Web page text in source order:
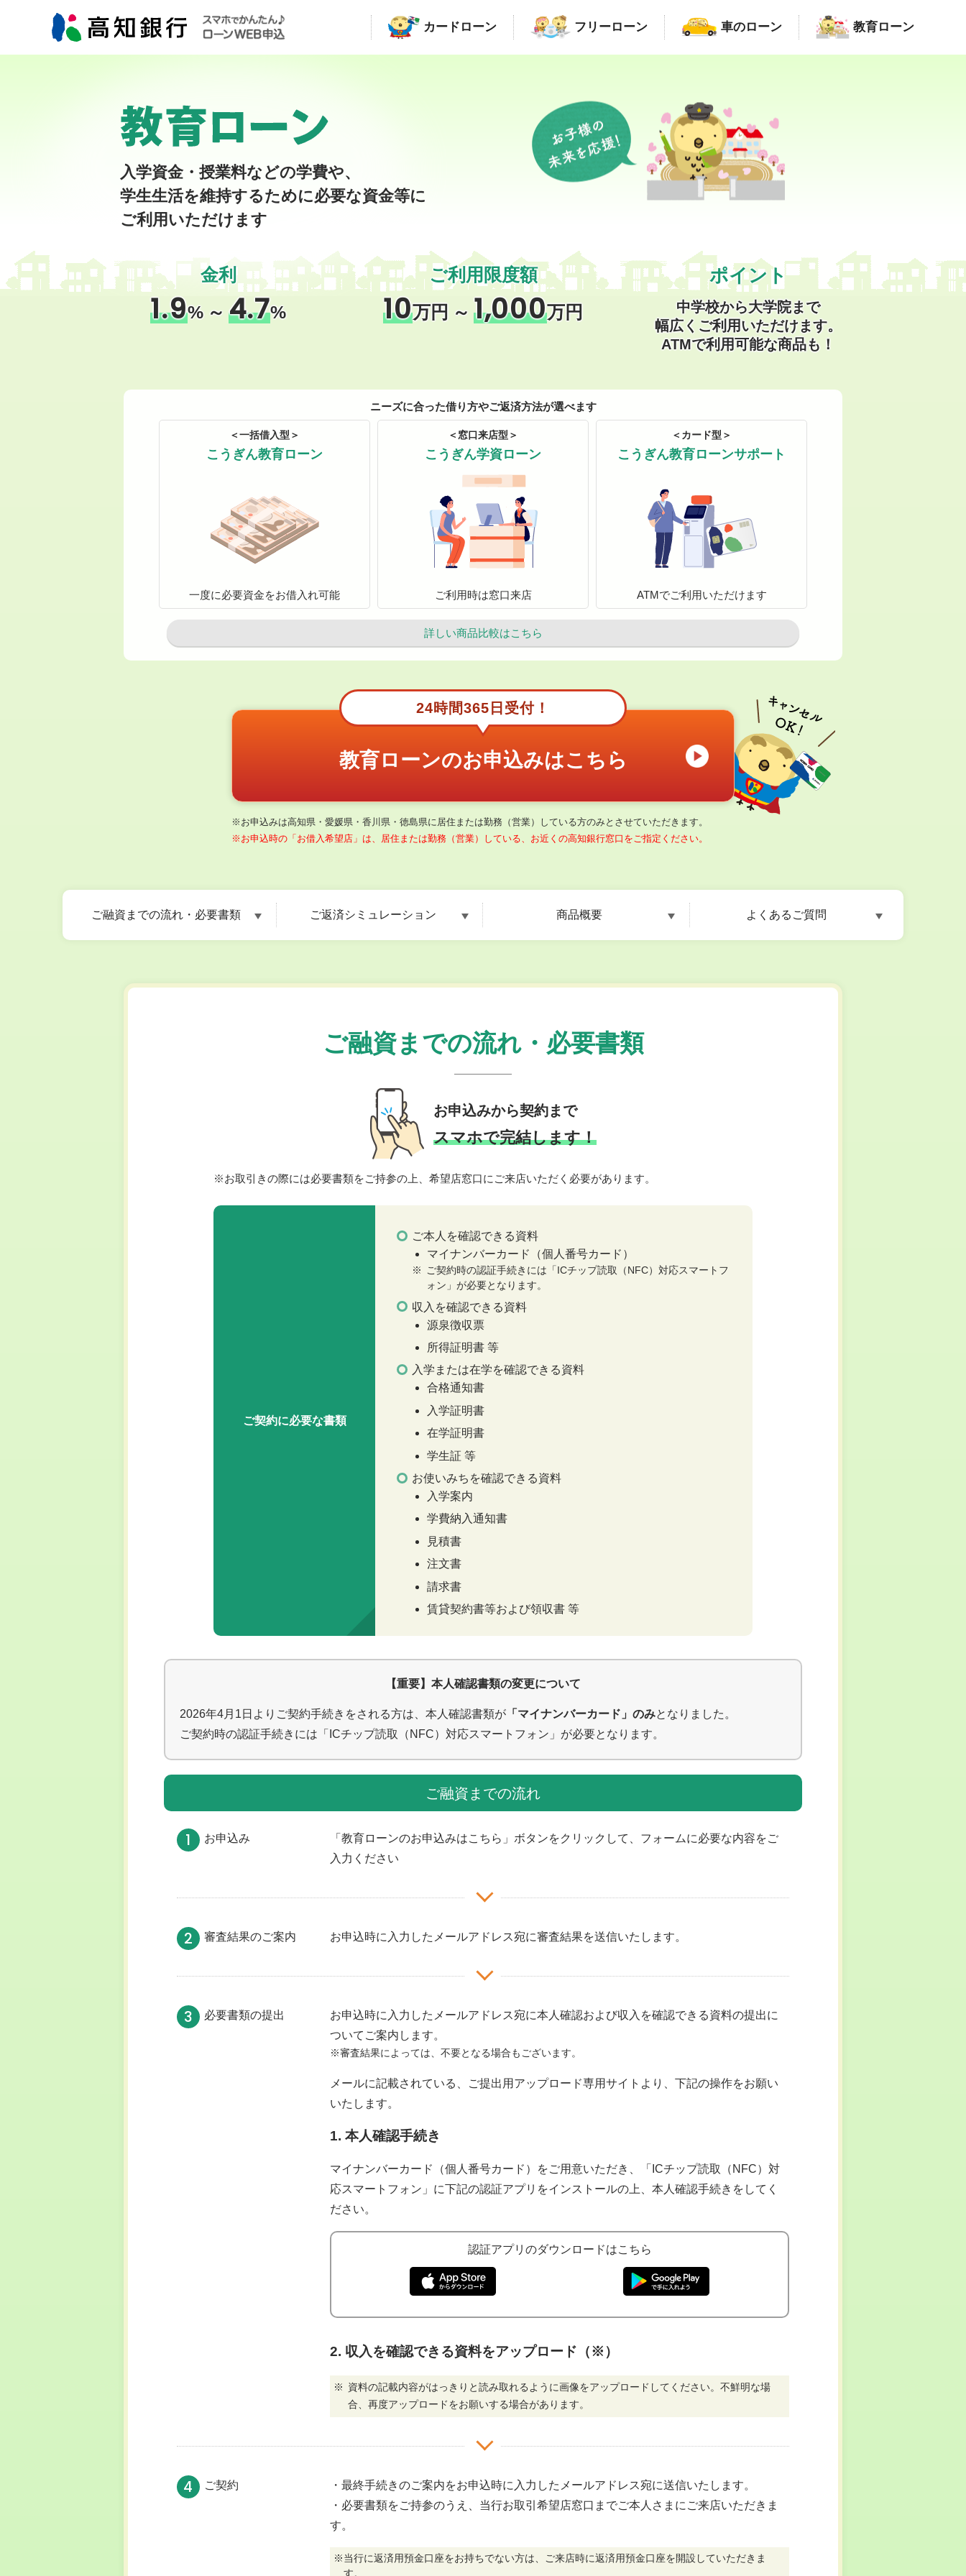
カードローン フリーローン 車のローン 教育ローン
入学資金・授業料などの学費や、
学生生活を維持するために必要な資金等に
ご利用いただけます
金利
1.9% ～ 4.7%
ご利用限度額
10万円 ～ 1,000万円
ポイント
中学校から大学院まで
幅広くご利用いただけます。
ATMで利用可能な商品も！
ニーズに合った借り方やご返済方法が選べます
＜一括借入型＞
こうぎん教育ローン
一度に必要資金をお借入れ可能
＜窓口来店型＞
こうぎん学資ローン
ご利用時は窓口来店
＜カード型＞
こうぎん教育ローンサポート
ATMでご利用いただけます
詳しい商品比較はこちら
24時間365日受付！
教育ローンのお申込みはこちら
※お申込みは高知県・愛媛県・香川県・徳島県に居住または勤務（営業）している方のみとさせていただきます。
※お申込時の「お借入希望店」は、居住または勤務（営業）している、お近くの高知銀行窓口をご指定ください。
ご融資までの流れ・必要書類 ご返済シミュレーション 商品概要 よくあるご質問
ご融資までの流れ・ 必要書類
お申込みから契約まで
スマホで完結します！
※お取引きの際には必要書類をご持参の上、希望店窓口にご来店いただく必要があります。
ご契約に必要な書類
ご本人を確認できる資料
マイナンバーカード（個人番号カード）
ご契約時の認証手続きには「ICチップ読取（NFC）対応スマートフ
ォン」が必要となります。
収入を確認できる資料
源泉徴収票
所得証明書 等
入学または在学を確認できる資料
合格通知書
入学証明書
在学証明書
学生証 等
お使いみちを確認できる資料
入学案内
学費納入通知書
見積書
注文書
請求書
賃貸契約書等および領収書 等
【重要】本人確認書類の変更について
2026年4月1日よりご契約手続きをされる方は、本人確認書類が 「マイナンバーカード」のみとなりました。
ご契約時の認証手続きには「ICチップ読取（NFC）対応スマートフォン」が必要となります。
ご融資までの流れ
1 お申込み
「教育ローンのお申込みはこちら」ボタンをクリックして、フォームに必要な内容をご
入力ください
2 審査結果のご案内 お申込時に入力したメールアドレス宛に審査結果を送信いたします。
3 必要書類の提出
お申込時に入力したメールアドレス宛に本人確認および収入を確認できる資料の提出に
ついてご案内します。
※審査結果によっては、不要となる場合もございます。
メールに記載されている、ご提出用アップロード専用サイトより、下記の操作をお願い
いたします。
1. 本人確認手続き
マイナンバーカード（個人番号カード）をご用意いただき、「ICチップ読取（NFC）対
応スマートフォン」に下記の認証アプリをインストールの上、本人確認手続きをしてく
ださい。
認証アプリのダウンロードはこちら
2. 収入を確認できる資料をアップロード（※）
資料の記載内容がはっきりと読み取れるように画像をアップロードしてください。不鮮明な場
合、再度アップロードをお願いする場合があります。
4 ご契約
・最終手続きのご案内をお申込時に入力したメールアドレス宛に送信いたします。
・必要書類をご持参のうえ、当行お取引希望店窓口までご本人さまにご来店いただきま
す。
※当行に返済用預金口座をお持ちでない方は、ご来店時に返済用預金口座を開設していただきま
す。